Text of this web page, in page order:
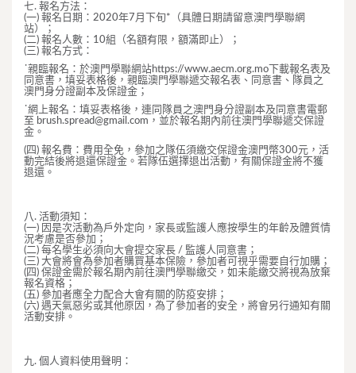
七. 報名方法：
(一) 報名日期：2020年7月下旬*（具體日期請留意澳門學聯網
站）；
(二) 報名人數：10組（名額有限，額滿即止）；
(三) 報名方式：
˙親臨報名：於澳門學聯網站https://www.aecm.org.mo下載報名表及
同意書，填妥表格後，親臨澳門學聯遞交報名表、同意書、隊員之
澳門身分證副本及保證金；
˙網上報名：填妥表格後，連同隊員之澳門身分證副本及同意書電郵
至 brush.spread@gmail.com ，並於報名期內前往澳門學聯遞交保證
金。
(四) 報名費：費用全免，參加之隊伍須繳交保證金澳門幣300元，活
動完結後將退還保證金。若隊伍選擇退出活動，有關保證金將不獲
退還。
八. 活動須知：
(一) 因是次活動為戶外定向，家長或監護人應按學生的年齡及體質情
況考慮是否參加；
(二) 每名學生必須向大會提交家長 / 監護人同意書；
(三) 大會將會為參加者購買基本保險，參加者可視乎需要自行加購；
(四) 保證金需於報名期內前往澳門學聯繳交，如未能繳交將視為放棄
報名資格；
(五) 參加者應全力配合大會有關的防疫安排；
(六) 遇天氣惡劣或其他原因，為了參加者的安全，將會另行通知有關
活動安排。
九. 個人資料使用聲明：